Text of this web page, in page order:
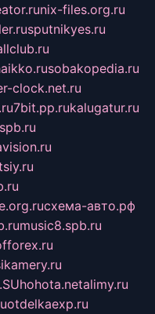
nix-files.org.ru
sputnikyes.ru
sobakopedia.ru
clock.net.ru
7bit.pp.rukalugatur.ru
схема-авто.рф
music8.spb.ru
hohota.netalimy.ru
otdelkaexp.ru